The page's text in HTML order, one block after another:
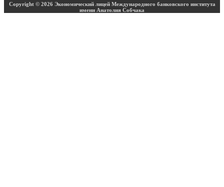
Copyright © 2026 Экономический лицей Международного банковского института
имени Анатолия Собчака